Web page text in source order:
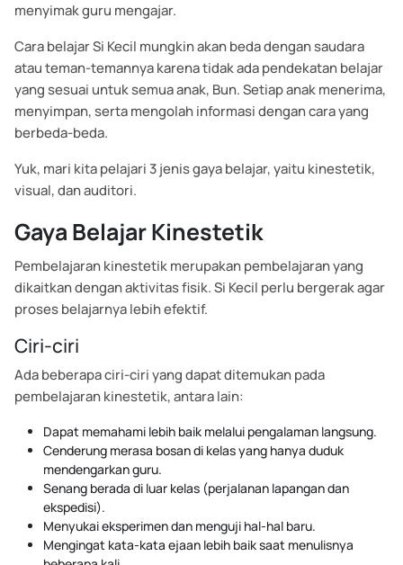
menyimak guru mengajar.
Cara belajar Si Kecil mungkin akan beda dengan saudara
atau teman-temannya karena tidak ada pendekatan belajar
yang sesuai untuk semua anak, Bun. Setiap anak menerima,
menyimpan, serta mengolah informasi dengan cara yang
berbeda-beda.
Yuk, mari kita pelajari 3 jenis gaya belajar, yaitu kinestetik,
visual, dan auditori.
Gaya Belajar Kinestetik
Pembelajaran kinestetik merupakan pembelajaran yang
dikaitkan dengan aktivitas fisik. Si Kecil perlu bergerak agar
proses belajarnya lebih efektif.
Ciri-ciri
Ada beberapa ciri-ciri yang dapat ditemukan pada
pembelajaran kinestetik, antara lain:
Dapat memahami lebih baik melalui pengalaman langsung.
Cenderung merasa bosan di kelas yang hanya duduk
mendengarkan guru.
Senang berada di luar kelas (perjalanan lapangan dan
ekspedisi).
Menyukai eksperimen dan menguji hal-hal baru.
Mengingat kata-kata ejaan lebih baik saat menulisnya